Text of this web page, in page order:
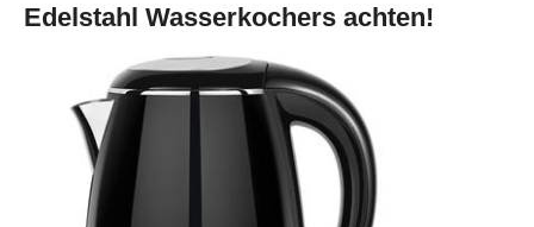
Edelstahl Wasserkochers achten!